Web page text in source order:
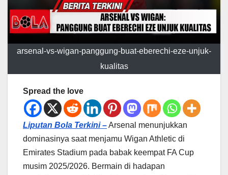
arsenal-vs-wigan-panggung-buat-eberechi-eze-unjuk-
kualitas
Spread the love
Liputan Bola Terkini –Arsenal menunjukkan
dominasinya saat menjamu Wigan Athletic di
Emirates Stadium pada babak keempat FA Cup
musim 2025/2026. Bermain di hadapan